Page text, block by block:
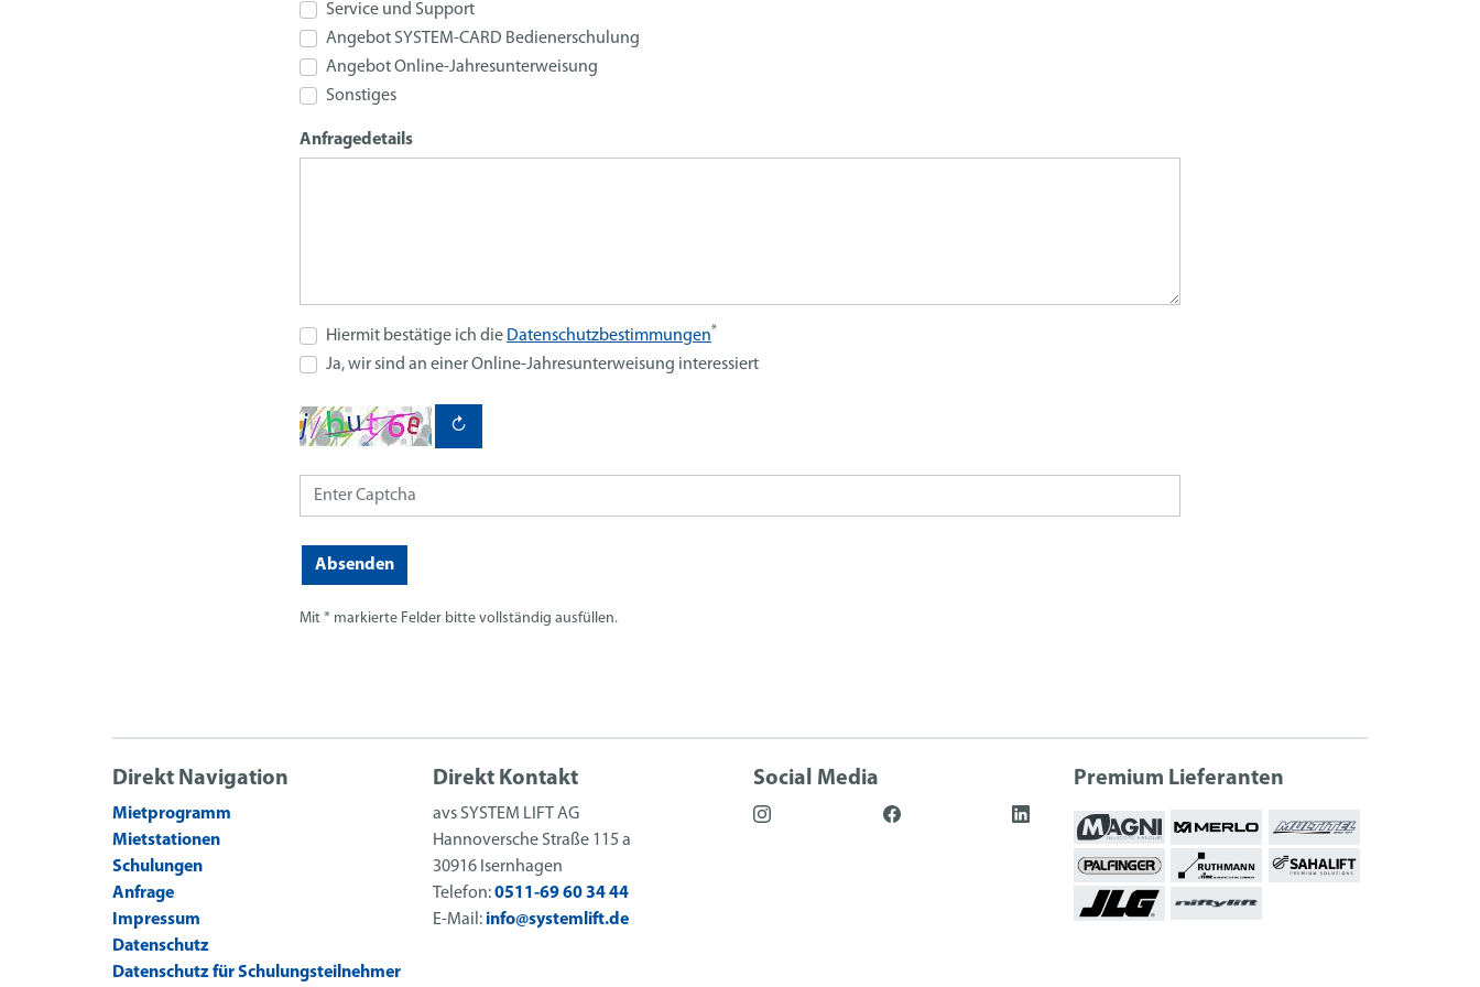
Service und Support
Angebot SYSTEM-CARD Bedienerschulung
Angebot Online-Jahresunterweisung
Sonstiges
Anfragedetails
Hiermit bestätige ich die Datenschutzbestimmungen*
Ja, wir sind an einer Online-Jahresunterweisung interessiert
↻
Absenden
Mit * markierte Felder bitte vollständig ausfüllen.
Direkt Navigation
Mietprogramm
Mietstationen
Schulungen
Anfrage
Impressum
Datenschutz
Datenschutz für Schulungsteilnehmer
Direkt Kontakt
avs SYSTEM LIFT AG
Hannoversche Straße 115 a
30916 Isernhagen
Telefon:0511-69 60 34 44
E-Mail: info@systemlift.de
Social Media Premium Lieferanten